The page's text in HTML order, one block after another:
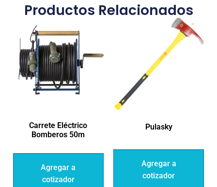
Productos Relacionados
Carrete Eléctrico
Bomberos 50m
Agregar a
cotizador
Pulasky
Agregar a
cotizador